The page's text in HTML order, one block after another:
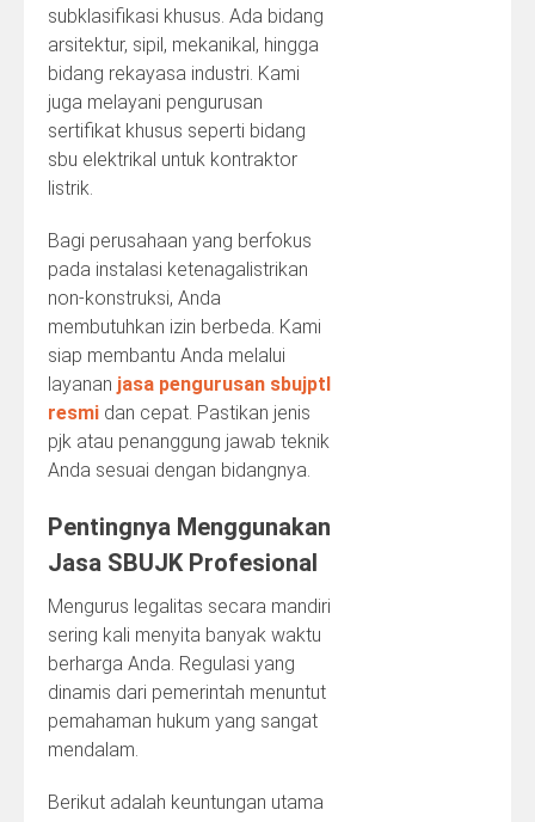
subklasifikasi khusus. Ada bidang
arsitektur, sipil, mekanikal, hingga
bidang rekayasa industri. Kami
juga melayani pengurusan
sertifikat khusus seperti bidang
sbu elektrikal untuk kontraktor
listrik.
Bagi perusahaan yang berfokus
pada instalasi ketenagalistrikan
non-konstruksi, Anda
membutuhkan izin berbeda. Kami
siap membantu Anda melalui
layanan jasa pengurusan sbujptl
resmi dan cepat. Pastikan jenis
pjk atau penanggung jawab teknik
Anda sesuai dengan bidangnya.
Pentingnya Menggunakan
Jasa SBUJK Profesional
Mengurus legalitas secara mandiri
sering kali menyita banyak waktu
berharga Anda. Regulasi yang
dinamis dari pemerintah menuntut
pemahaman hukum yang sangat
mendalam.
Berikut adalah keuntungan utama